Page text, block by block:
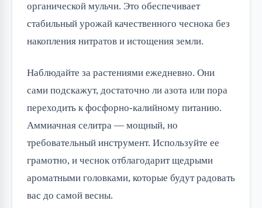
органической мульчи. Это обеспечивает
стабильный урожай качественного чеснока без
накопления нитратов и истощения земли.
Наблюдайте за растениями ежедневно. Они
сами подскажут, достаточно ли азота или пора
переходить к фосфорно-калийному питанию.
Аммиачная селитра — мощный, но
требовательный инструмент. Используйте ее
грамотно, и чеснок отблагодарит щедрыми
ароматными головками, которые будут радовать
вас до самой весны.